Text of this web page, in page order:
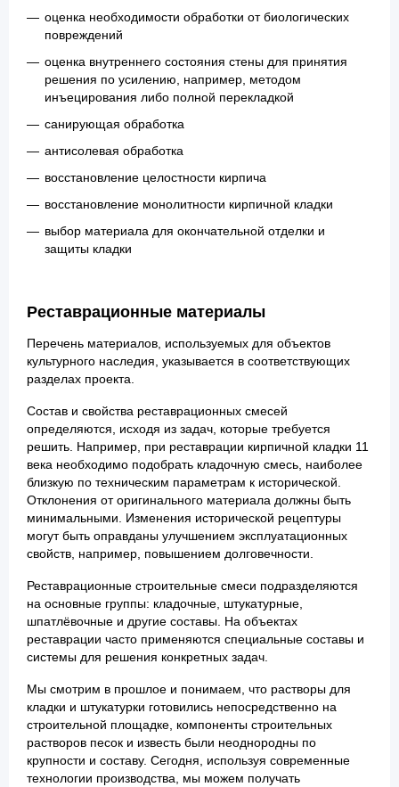
оценка необходимости обработки от биологических
повреждений
оценка внутреннего состояния стены для принятия
решения по усилению, например, методом
инъецирования либо полной перекладкой
санирующая обработка
антисолевая обработка
восстановление целостности кирпича
восстановление монолитности кирпичной кладки
выбор материала для окончательной отделки и
защиты кладки
Реставрационные материалы
Перечень материалов, используемых для объектов
культурного наследия, указывается в соответствующих
разделах проекта.
Состав и свойства реставрационных смесей
определяются, исходя из задач, которые требуется
решить. Например, при реставрации кирпичной кладки 11
века необходимо подобрать кладочную смесь, наиболее
близкую по техническим параметрам к исторической.
Отклонения от оригинального материала должны быть
минимальными. Изменения исторической рецептуры
могут быть оправданы улучшением эксплуатационных
свойств, например, повышением долговечности.
Реставрационные строительные смеси подразделяются
на основные группы: кладочные, штукатурные,
шпатлёвочные и другие составы. На объектах
реставрации часто применяются специальные составы и
системы для решения конкретных задач.
Мы смотрим в прошлое и понимаем, что растворы для
кладки и штукатурки готовились непосредственно на
строительной площадке, компоненты строительных
растворов песок и известь были неоднородны по
крупности и составу. Сегодня, используя современные
технологии производства, мы можем получать